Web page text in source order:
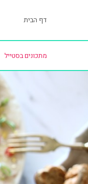
דף הבית
מתכונים בסטייל